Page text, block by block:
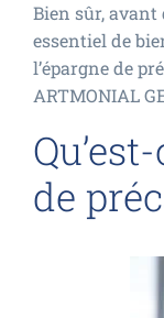
Bien sûr, avant
essentiel de
l’épargne de
ARTMONIAL
de